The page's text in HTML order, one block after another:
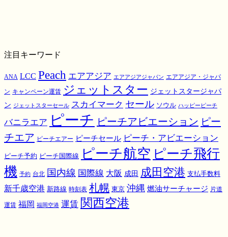
注目キーワード
ANA LCC Peach エアアジア エアアジアジャパン エアアジア・ジャパ
ン キャンペーン運賃 ジェットスター ジェットスタージャパ
ン ジェットスターセール スカイマーク セール ソウル ハッピーピーチ
バニラエア ピーチ ピーチアビエーション ピー
チエア ピーチエアー ピーチセール ピーチ・アビエーション
ピーチ予約 ピーチ国際線 ピーチ航空 ピーチ飛行
機 予約 台北 国内線 国際線 大阪 成田 成田空港 支払手数料
新千歳空港 新路線 時刻表 札幌 東京 沖縄 燃油サーチャージ 片道
運賃 福岡 福岡空港 運賃 関西空港